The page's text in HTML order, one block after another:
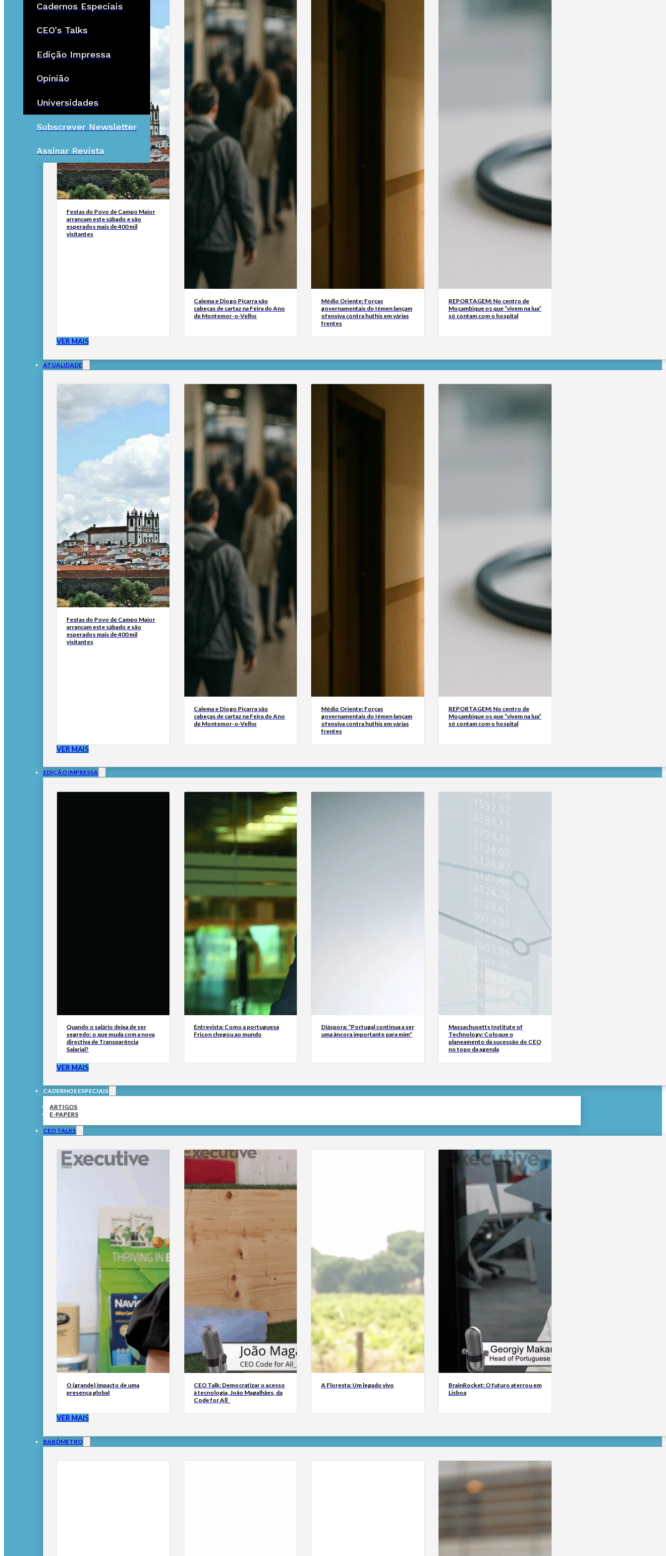
Cadernos Especiais
CEO's Talks
Edição Impressa
Opinião
Universidades
Subscrever Newsletter
Assinar Revista
Festas do Povo de Campo Maior
arrancam este sábado e são
esperados mais de 400 mil
visitantes
Calema e Diogo Piçarra são
cabeças de cartaz na Feira do Ano
de Montemor-o-Velho
Médio Oriente: Forças
governamentais do Iémen lançam
ofensiva contra huthis em várias
frentes
REPORTAGEM: No centro de
Moçambique os que “vivem na lua”
só contam com o hospital
VER MAIS
ATUALIDADE
Festas do Povo de Campo Maior
arrancam este sábado e são
esperados mais de 400 mil
visitantes
Calema e Diogo Piçarra são
cabeças de cartaz na Feira do Ano
de Montemor-o-Velho
Médio Oriente: Forças
governamentais do Iémen lançam
ofensiva contra huthis em várias
frentes
REPORTAGEM: No centro de
Moçambique os que “vivem na lua”
só contam com o hospital
VER MAIS
EDIÇÃO IMPRESSA
Quando o salário deixa de ser
segredo: o que muda com a nova
directiva de Transparência
Salarial?
Entrevista: Como a portuguesa
Fricon chegou ao mundo
Diáspora: “Portugal continua a ser
uma âncora importante para mim”
Massachusetts Institute of
Technology: Coloque o
planeamento da sucessão do CEO
no topo da agenda
VER MAIS
CADERNOS ESPECIAIS
ARTIGOS
E-PAPERS
CEO TALKS
O (grande) impacto de uma
presença global
CEO Talk: Democratizar o acesso
à tecnologia, João Magalhães, da
Code for All_
A Floresta: Um legado vivo
BrainRocket: O futuro aterrou em
Lisboa
VER MAIS
BARÓMETRO